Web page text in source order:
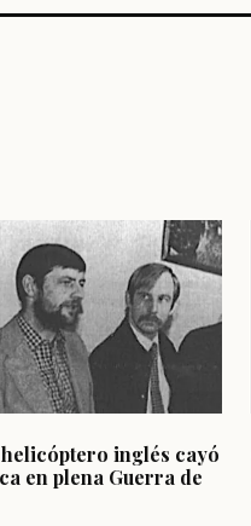
inglés cayó
en plena Guerra de